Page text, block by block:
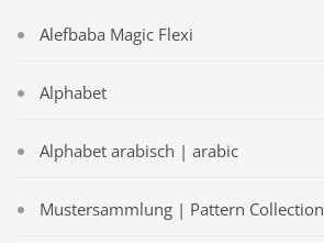
Alefbaba Magic Flexi
Alphabet
Alphabet arabisch | arabic
Mustersammlung | Pattern Collection